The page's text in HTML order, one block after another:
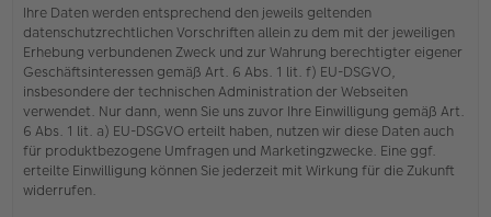
Ihre Daten werden entsprechend den jeweils geltenden
datenschutzrechtlichen Vorschriften allein zu dem mit der jeweiligen
Erhebung verbundenen Zweck und zur Wahrung berechtigter eigener
Geschäftsinteressen gemäß Art. 6 Abs. 1 lit. f) EU-DSGVO,
insbesondere der technischen Administration der Webseiten
verwendet. Nur dann, wenn Sie uns zuvor Ihre Einwilligung gemäß Art.
6 Abs. 1 lit. a) EU-DSGVO erteilt haben, nutzen wir diese Daten auch
für produktbezogene Umfragen und Marketingzwecke. Eine ggf.
erteilte Einwilligung können Sie jederzeit mit Wirkung für die Zukunft
widerrufen.